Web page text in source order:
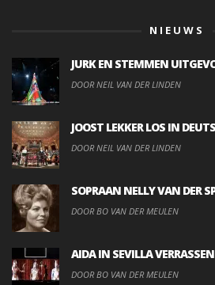
NIEUWS
JURK EN STEMMEN
DOOR NEIL VAN DER LINDEN
JOOST LEKKER LOS IN
DOOR NEIL VAN DER LINDEN
SOPRAAN NELLY VAN DER
DOOR BO VAN DER MEULEN
AIDA IN SEVILLA
DOOR BO VAN DER MEULEN